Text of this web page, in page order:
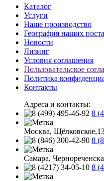
Каталог
Услуги
Наше производство
География наших
Новости
Лизинг
Условия соглашения
Пользовательское
Политика
Контакты
Адреса и контакты:
8
Москва,
8
Самара,
8